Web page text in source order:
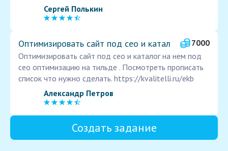
Сергей Полькин
Оптимизировать сайт под сео и катал
7000
Оптимизировать сайт под сео и каталог на нем под
сео оптимизацию на тильде . Посмотреть прописать
список что нужно сделать. https://kvalitelli.ru/ekb
Александр Петров
Создать задание